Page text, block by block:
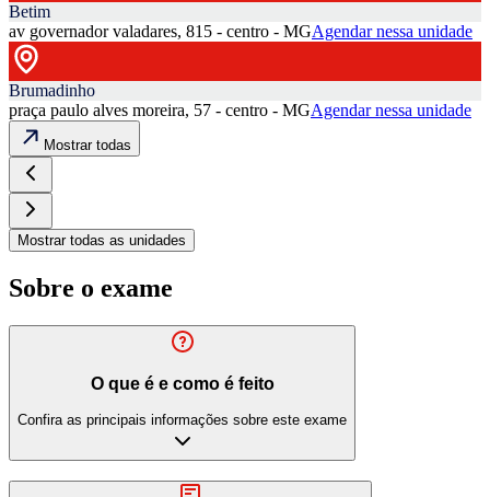
Betim
av governador valadares, 815 - centro - MGAgendar nessa unidade
Brumadinho
praça paulo alves moreira, 57 - centro - MGAgendar nessa unidade
Mostrar todas
Mostrar todas as unidades
Sobre o exame
O que é e como é feito
Confira as principais informações sobre este exame